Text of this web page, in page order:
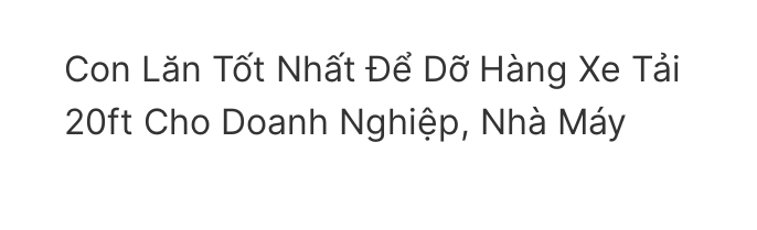
Con Lăn Tốt Nhất Để Dỡ Hàng Xe Tải
20ft Cho Doanh Nghiệp, Nhà Máy